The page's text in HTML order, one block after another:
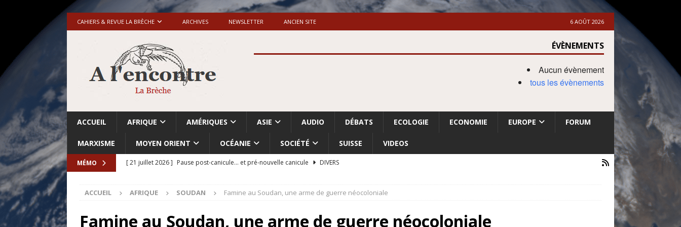
CAHIERS & REVUE LA BRÈCHE ARCHIVES NEWSLETTER ANCIEN SITE 6 AOÛT 2026
ÉVÈNEMENTS
Aucun évènement
tous les évènements
ACCUEIL AFRIQUE AMÉRIQUES ASIE AUDIO DÉBATS ECOLOGIE ECONOMIE EUROPE FORUM
MARXISME MOYEN ORIENT OCÉANIE SOCIÉTÉ SUISSE VIDEOS
MÉMO [ 21 juillet 2026 ] Pause post-canicule… et pré-nouvelle canicule
DIVERS
[ 18 juillet 2026 ]
Israël-Palestine. «Accentuation du nettoyage ethnique en Cisjordanie et à Gaza
avant les élections du 27 octobre»
ACCUEIL AFRIQUE SOUDAN Famine au Soudan, une arme de guerre néocoloniale
Famine au Soudan, une arme de guerre néocoloniale